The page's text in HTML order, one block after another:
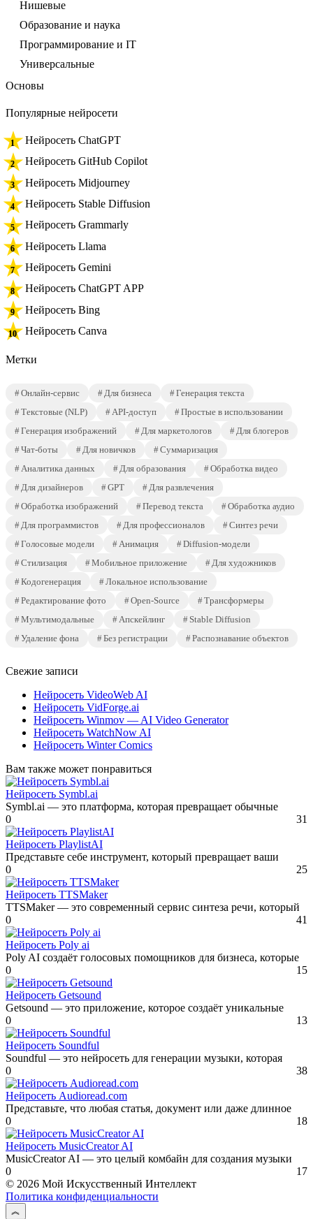
Нишевые
Образование и наука
Программирование и IT
Универсальные
Основы
Популярные нейросети
Нейросеть ChatGPT
Нейросеть GitHub Copilot
Нейросеть Midjourney
Нейросеть Stable Diffusion
Нейросеть Grammarly
Нейросеть Llama
Нейросеть Gemini
Нейросеть ChatGPT APP
Нейросеть Bing
Нейросеть Canva
Метки
Онлайн-сервис Для бизнеса
Генерация текста
Текстовые (NLP)
API-доступ
Простые в использовании
Генерация изображений
Для маркетологов
Для блогеров
Чат-боты
Для новичков
Суммаризация
Аналитика данных
Для образования
Обработка видео
Для дизайнеров
GPT
Для развлечения
Обработка изображений
Перевод текста
Обработка аудио
Для программистов
Для профессионалов
Синтез речи
Голосовые модели
Анимация
Diffusion-модели
Стилизация
Мобильное приложение
Для художников
Кодогенерация
Локальное использование
Редактирование фото
Open-Source
Трансформеры
Мультимодальные
Апскейлинг
Stable Diffusion
Удаление фона
Без регистрации Распознавание объектов
Свежие записи
Нейросеть VideoWeb AI
Нейросеть VidForge.ai
Нейросеть Winmov — AI Video Generator
Нейросеть WatchNow AI
Нейросеть Winter Comics
Вам также может понравиться
Нейросеть Symbl.ai
Symbl.ai — это платформа, которая превращает обычные
0
31
Нейросеть PlaylistAI
Представьте себе инструмент, который превращает ваши
0
25
Нейросеть TTSMaker
TTSMaker — это современный сервис синтеза речи, который
0
41
Нейросеть Poly ai
Poly AI создаёт голосовых помощников для бизнеса, которые
0
15
Нейросеть Getsound
Getsound — это приложение, которое создаёт уникальные
0
13
Нейросеть Soundful
Soundful — это нейросеть для генерации музыки, которая
0
38
Нейросеть Audioread.com
Представьте, что любая статья, документ или даже длинное
0
18
Нейросеть MusicCreator AI
MusicCreator AI — это целый комбайн для создания музыки
0
17
© 2026 Мой Искусственный Интеллект
Политика конфиденциальности